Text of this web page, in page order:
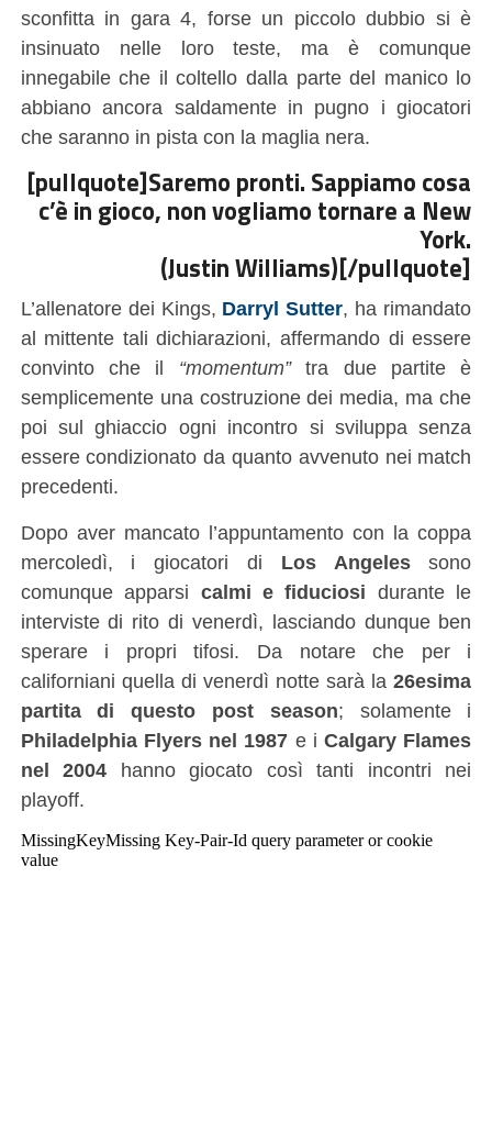
sconfitta in gara 4, forse un piccolo dubbio si è
insinuato nelle loro teste, ma è comunque
innegabile che il coltello dalla parte del manico lo
abbiano ancora saldamente in pugno i giocatori
che saranno in pista con la maglia nera.
[pullquote]Saremo pronti. Sappiamo cosa
c’è in gioco, non vogliamo tornare a New
York.
(Justin Williams)[/pullquote]
L’allenatore dei Kings, Darryl Sutter, ha rimandato
al mittente tali dichiarazioni, affermando di essere
convinto che il “momentum”tra due partite è
semplicemente una costruzione dei media, ma che
poi sul ghiaccio ogni incontro si sviluppa senza
essere condizionato da quanto avvenuto nei match
precedenti.
Dopo aver mancato l’appuntamento con la coppa
mercoledì, i giocatori di Los Angelessono
comunque apparsi calmi e fiduciosi durante le
interviste di rito di venerdì, lasciando dunque ben
sperare i propri tifosi. Da notare che per i
californiani quella di venerdì notte sarà la26esima
partita di questo post season; solamente i
Philadelphia Flyers nel 1987 e iCalgary Flames
nel 2004 hanno giocato così tanti incontri nei
playoff.